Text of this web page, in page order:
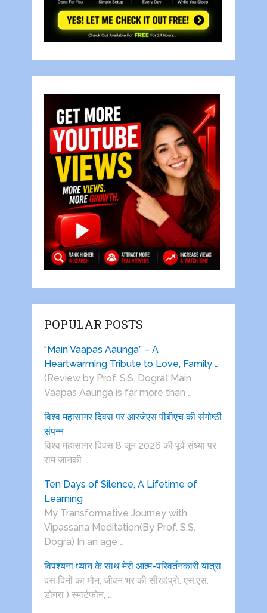
POPULAR POSTS
“Main Vaapas Aaunga” – A
Heartwarming Tribute to Love, Family …
(Review by Prof. S.S. Dogra) Main
Vaapas Aaunga is far more than …
विश्व महासागर दिवस पर आरजेएस पीबीएच की संगोष्ठी
संपन्न
विश्व महासागर दिवस 8 जून 2026 की पूर्व संध्या पर
राम जानकी …
Ten Days of Silence, A Lifetime of
Learning
My Transformative Journey with
Vipassana Meditation(By Prof. S.S.
Dogra) In an age …
विपश्यना ध्यान के साथ मेरी आत्म-परिवर्तनकारी यात्रा
दस दिनों का मौन, जीवन भर की सीख(प्रो. एस.एस.
डोगरा ) स्मार्टफोन, …